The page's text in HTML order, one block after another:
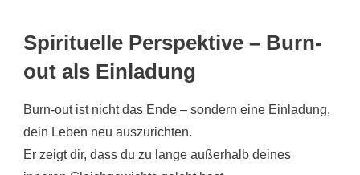
Spirituelle Perspektive – Burn-
out als Einladung
Burn-out ist nicht das Ende – sondern eine Einladung,
dein Leben neu auszurichten.
Er zeigt dir, dass du zu lange außerhalb deines